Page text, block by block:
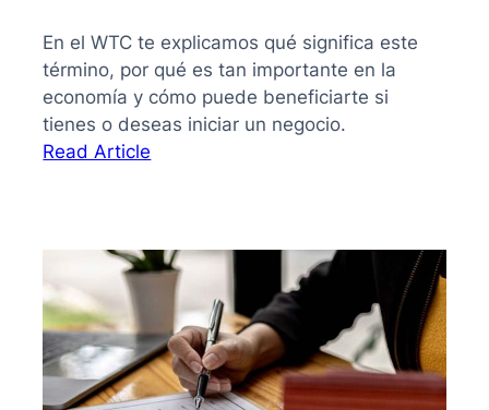
En el WTC te explicamos qué significa este
término, por qué es tan importante en la
economía y cómo puede beneficiarte si
tienes o deseas iniciar un negocio.
Read Article
Guía
clara
para
entender
su
importancia